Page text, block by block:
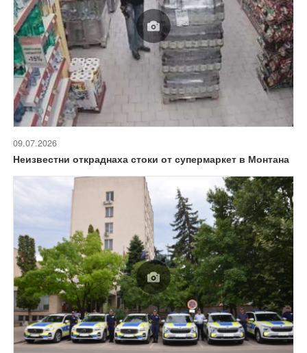
09.07.2026
Неизвестни откраднаха стоки от супермаркет в Монтана